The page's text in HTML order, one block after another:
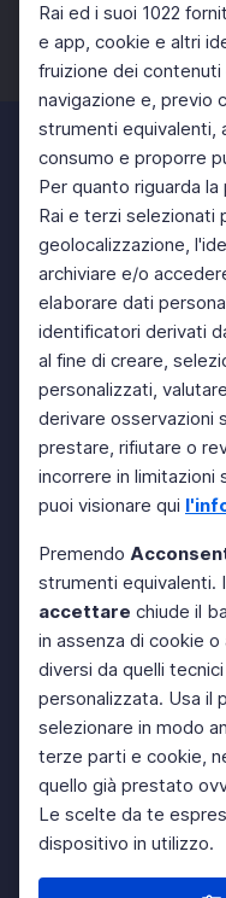
Rai ed i suoi 1022
e app, cookie e altri
fruizione dei contenuti
navigazione e, previo
strumenti equivalenti,
consumo e proporre
Per quanto riguarda
Rai e terzi selezionati
geolocalizzazione,
archiviare e/o
elaborare dati
identificatori derivati
al fine di creare,
personalizzati,
derivare osservazioni
prestare, rifiutare o
incorrere in limitazioni
puoi visionare qui
Premendo
strumenti equivalenti.
accettare chiude il
in assenza di cookie
diversi da quelli
personalizzata. Usa il
selezionare in modo
terze parti e cookie,
quello già prestato
Le scelte da te
dispositivo in utilizzo.
Facebook